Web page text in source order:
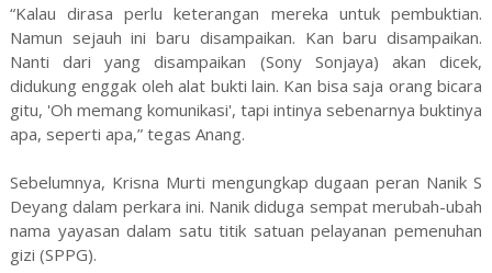
“Kalau dirasa perlu keterangan mereka untuk pembuktian.
Namun sejauh ini baru disampaikan. Kan baru disampaikan.
Nanti dari yang disampaikan (Sony Sonjaya) akan dicek,
didukung enggak oleh alat bukti lain. Kan bisa saja orang bicara
gitu, 'Oh memang komunikasi', tapi intinya sebenarnya buktinya
apa, seperti apa,” tegas Anang.
Sebelumnya, Krisna Murti mengungkap dugaan peran Nanik S
Deyang dalam perkara ini. Nanik diduga sempat merubah-ubah
nama yayasan dalam satu titik satuan pelayanan pemenuhan
gizi (SPPG).